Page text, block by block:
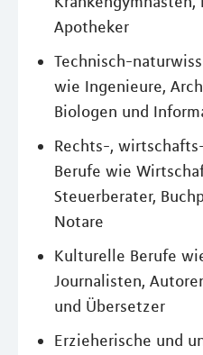
Apotheker
Technisch-
wie Ingenieure,
Biologen und
Rechts-,
Berufe wie
Steuerberater,
Notare
Kulturelle Berufe
Journalisten,
und Übersetzer
Erzieherische und